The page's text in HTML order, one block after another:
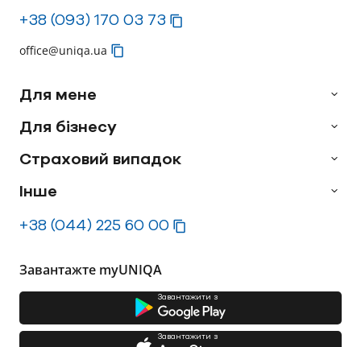
+38 (093) 170 03 73
office@uniqa.ua
Для мене
Для бізнесу
Страховий випадок
Інше
+38 (044) 225 60 00
Завантажте myUNIQA
Завантажити з
Завантажити з